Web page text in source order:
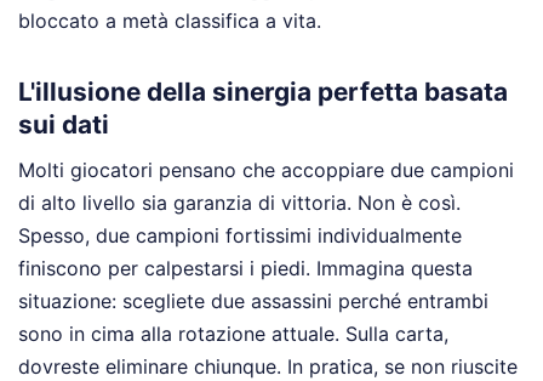
bloccato a metà classifica a vita.
L'illusione della sinergia perfetta basata
sui dati
Molti giocatori pensano che accoppiare due campioni
di alto livello sia garanzia di vittoria. Non è così.
Spesso, due campioni fortissimi individualmente
finiscono per calpestarsi i piedi. Immagina questa
situazione: scegliete due assassini perché entrambi
sono in cima alla rotazione attuale. Sulla carta,
dovreste eliminare chiunque. In pratica, se non riuscite